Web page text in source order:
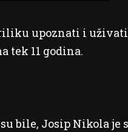
upoznati i
tek 11 godina.
bile, Josip Nikola je